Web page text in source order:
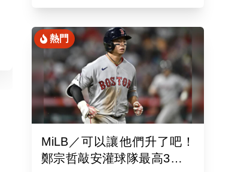
砲 第26轟再寫日本紀錄
熱門
MiLB／可以讓他們升了吧！
鄭宗哲敲安灌球隊最高3打點